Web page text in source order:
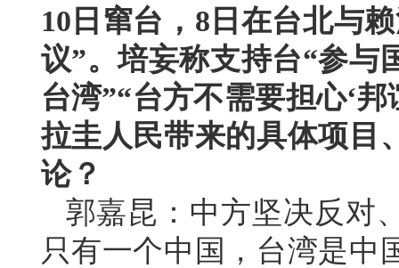
10日窜台，8日在台北与
议”。培妄称支持台“参与
台湾”“台方不需要担心‘
拉圭人民带来的具体项目
论？
郭嘉昆：中方坚决反对
只有一个中国，台湾是中